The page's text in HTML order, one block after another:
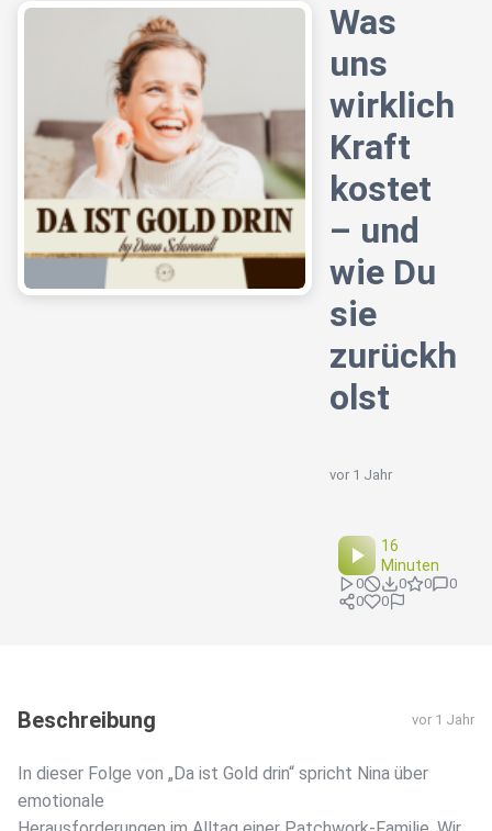
Was
uns
wirklich
Kraft
kostet
– und
wie Du
sie
zurückh
olst
vor 1 Jahr
16
Minuten
0 0 0
0
0
0
Beschreibung vor 1 Jahr
In dieser Folge von „Da ist Gold drin“ spricht Nina über
emotionale